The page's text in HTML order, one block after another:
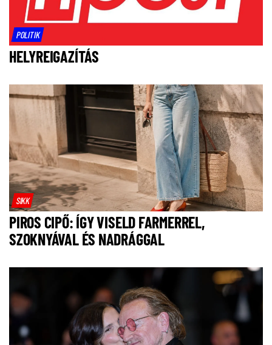
POLITIK
HELYREIGAZÍTÁS
SIKK
PIROS CIPŐ: ÍGY VISELD FARMERREL,
SZOKNYÁVAL ÉS NADRÁGGAL